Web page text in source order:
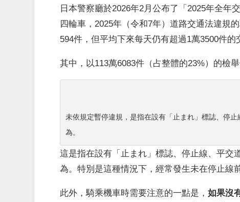
日本警察廳於2026年2月公布了「2025年全年
四輪車，2025年（令和7年）道路交通法違規
594件，但平均下來每天仍有超過1萬3500件的
其中，以113萬6083件（占整體的23%）的檢
未依規定暫停違規，是指在設有「止まれ」標誌、停
為。
這是指在設有「止まれ」標誌、停止線、平交
為。特別是這種情況下，經常發生未在停止線
此外，騎乘機車時需要注意的一點是，如果沒